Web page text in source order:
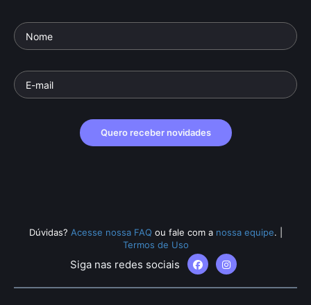
Quero receber novidades
Dúvidas? Acesse nossa FAQ ou fale com a nossa equipe.
Termos de Uso
Siga nas redes sociais